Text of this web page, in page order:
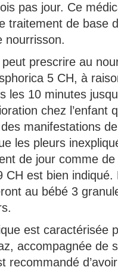
pas jour. Ce
traitement de base
nourrisson.
peut prescrire au
5 CH, à
les 10 minutes
chez l’enfant
manifestations
les pleurs
de jour comme de
CH est bien indiqué.
au bébé 3
est caractérisée
accompagnée de
recommandé